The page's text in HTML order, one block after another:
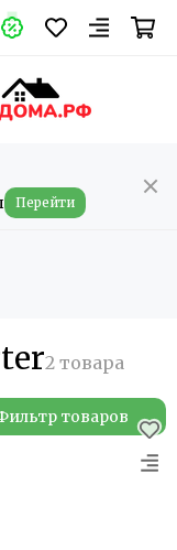
Перейти
товаров